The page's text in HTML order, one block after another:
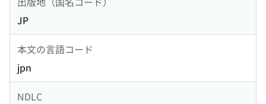
JP
本文の言語コード
jpn
NDLC